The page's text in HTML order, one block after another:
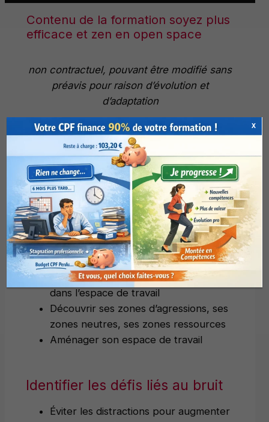
Contenu de la formation soyez plus
efficace et zen en open space
non contractuel, pouvant être modifié sans
préavis pour raison d’évolution et
d’adaptation
Communication en open space
Comprendre les principes de base
Les atouts et les freins de l’open
space en matière de bien-être et
d’efficacité au travail
Vos difficultés à travailler en open
space
Définir la taille de sa bulle « confort »
dans l’espace de travail
Découvrir ses zones d’agressions, ses
zones neutres, ses zones ressources
Aménager son espace de travail
Identifier les défis liés au bruit
Éviter les distractions pour augmenter
X